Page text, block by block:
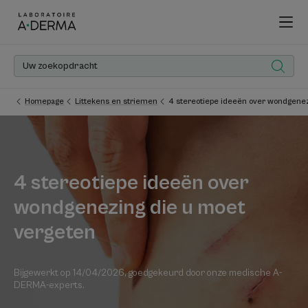
Homepage Littekens en striemen 4 stereotiepe ideeën over
4 stereotiepe ideeën over
wondgenezing die u moet
vergeten
Bijgewerkt op 14/04/2026, goedgekeurd dooronze medische A-
DERMA-experts.